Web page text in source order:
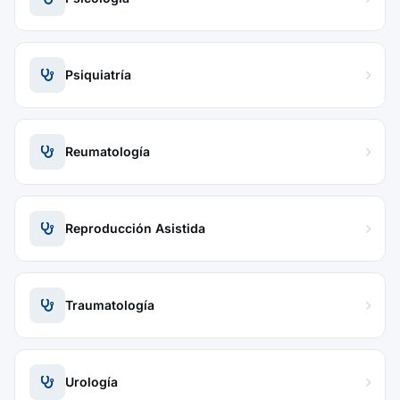
Psiquiatría
Reumatología
Reproducción Asistida
Traumatología
Urología